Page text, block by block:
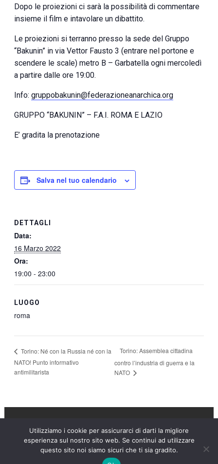
Dopo le proiezioni ci sarà la possibilità di commentare
insieme il film e intavolare un dibattito.
Le proiezioni si terranno presso la sede del Gruppo
“Bakunin” in via Vettor Fausto 3 (entrare nel portone e
scendere le scale) metro B – Garbatella ogni mercoledì
a partire dalle ore 19:00.
Info:gruppobakunin@federazioneanarchica.org
GRUPPO “BAKUNIN” – F.A.I. ROMA E LAZIO
E’ gradita la prenotazione
Salva nel tuo calendario
DETTAGLI
Data:
16 Marzo 2022
Ora:
19:00 - 23:00
LUOGO
roma
Torino: Né con la Russia né con la
NATO! Punto informativo
antimilitarista
Torino: Assemblea cittadina
contro l’industria di guerra e la
NATO
Umanità Nova © 2026
Settimanale anarchico fondato nel 1920 da Errico Malatesta
Utilizziamo i cookie per assicurarci di darti la migliore
esperienza sul nostro sito web. Se continui ad utilizzare
questo sito noi siamo sicuri che ti sia gradito.